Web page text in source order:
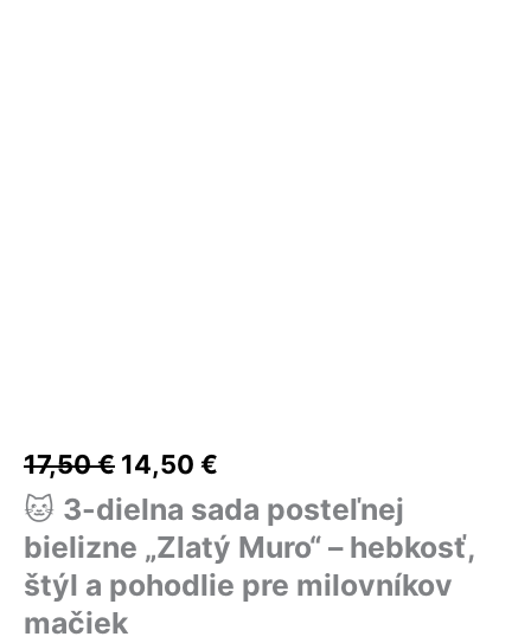
17,50€ 14,50 €
🐱 3-dielna sada posteľnej
bielizne „Zlatý Muro“ – hebkosť,
štýl a pohodlie pre milovníkov
mačiek